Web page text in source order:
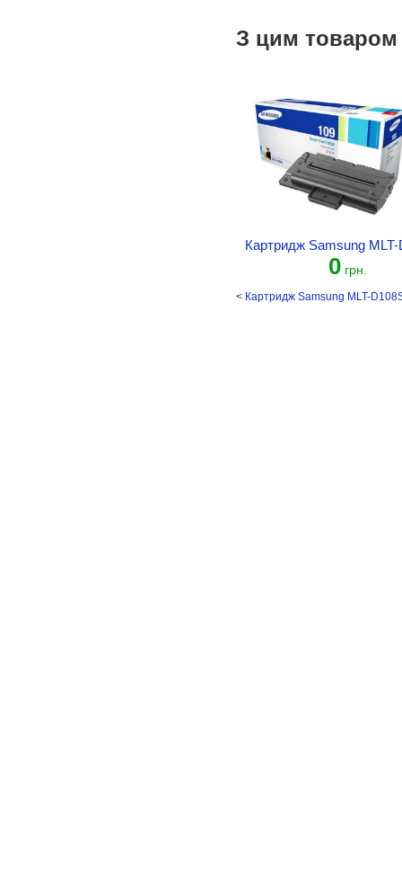
З цим товаром
Картридж Samsung MLT-
0грн.
< Картридж Samsung MLT-